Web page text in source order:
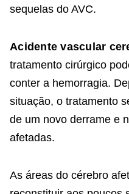
sequelas do AVC.
Acidente vascular
tratamento cirúrgico
conter a hemorragia.
situação, o tratamento
de um novo derrame e
afetadas.
As áreas do cérebro